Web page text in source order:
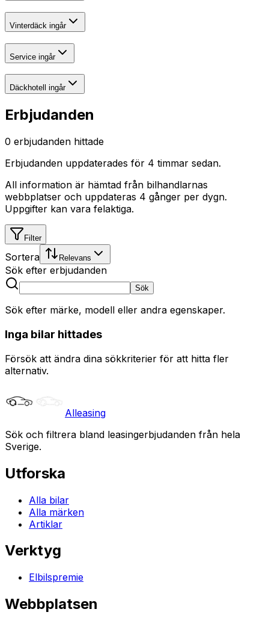
Vinterdäck ingår
Service ingår
Däckhotell ingår
Erbjudanden
0 erbjudanden hittade
Erbjudanden uppdaterades för 4 timmar sedan.
All information är hämtad från bilhandlarnas
webbplatser och uppdateras 4 gånger per dygn.
Uppgifter kan vara felaktiga.
Filter
Sortera Relevans
Sök efter erbjudanden
Sök
Sök efter märke, modell eller andra egenskaper.
Inga bilar hittades
Försök att ändra dina sökkriterier för att hitta fler
alternativ.
Alleasing
Sök och filtrera bland leasingerbjudanden från hela
Sverige.
Utforska
Alla bilar
Alla märken
Artiklar
Verktyg
Elbilspremie
Webbplatsen